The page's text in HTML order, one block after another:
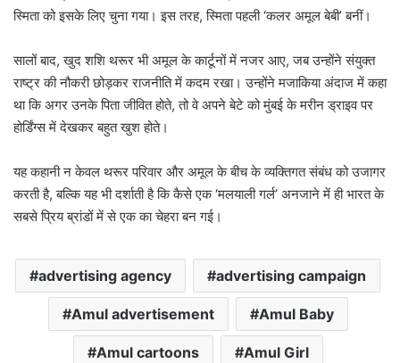
स्मिता को इसके लिए चुना गया। इस तरह, स्मिता पहली ‘कलर अमूल बेबी’ बनीं।
सालों बाद, खुद शशि थरूर भी अमूल के कार्टूनों में नजर आए, जब उन्होंने संयुक्त
राष्ट्र की नौकरी छोड़कर राजनीति में कदम रखा। उन्होंने मजाकिया अंदाज में कहा
था कि अगर उनके पिता जीवित होते, तो वे अपने बेटे को मुंबई के मरीन ड्राइव पर
होर्डिंग्स में देखकर बहुत खुश होते।
यह कहानी न केवल थरूर परिवार और अमूल के बीच के व्यक्तिगत संबंध को उजागर
करती है, बल्कि यह भी दर्शाती है कि कैसे एक ‘मलयाली गर्ल’ अनजाने में ही भारत के
सबसे प्रिय ब्रांडों में से एक का चेहरा बन गई।
advertising agency advertising campaign
Amul advertisement Amul Baby
Amul cartoons Amul Girl